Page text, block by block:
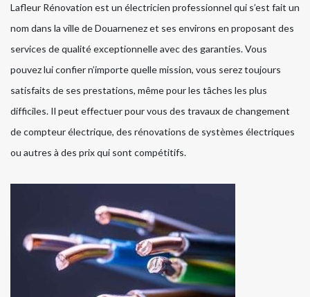
Lafleur Rénovation est un électricien professionnel qui s’est fait un
nom dans la ville de Douarnenez et ses environs en proposant des
services de qualité exceptionnelle avec des garanties. Vous
pouvez lui confier n’importe quelle mission, vous serez toujours
satisfaits de ses prestations, même pour les tâches les plus
difficiles. Il peut effectuer pour vous des travaux de changement
de compteur électrique, des rénovations de systèmes électriques
ou autres à des prix qui sont compétitifs.